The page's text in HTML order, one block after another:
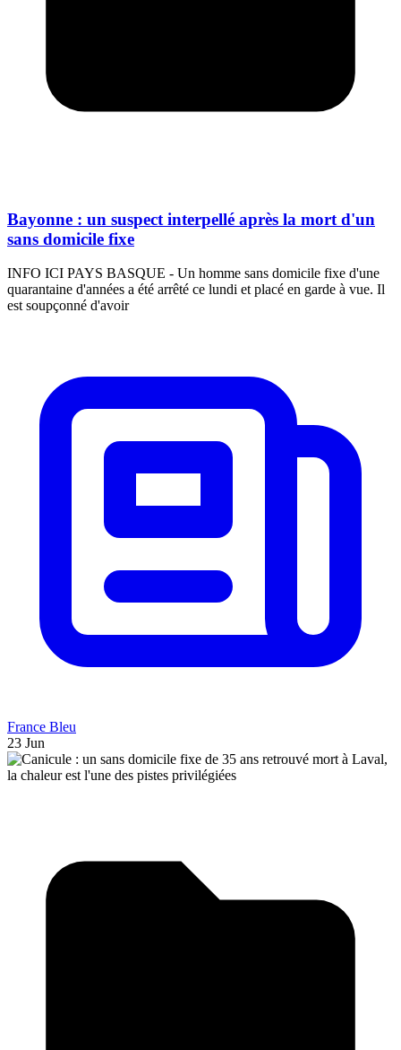
Bayonne : un suspect interpellé après la mort d'un
sans domicile fixe
INFO ICI PAYS BASQUE - Un homme sans domicile fixe d'une
quarantaine d'années a été arrêté ce lundi et placé en garde à vue. Il
est soupçonné d'avoir
France Bleu
23 Jun